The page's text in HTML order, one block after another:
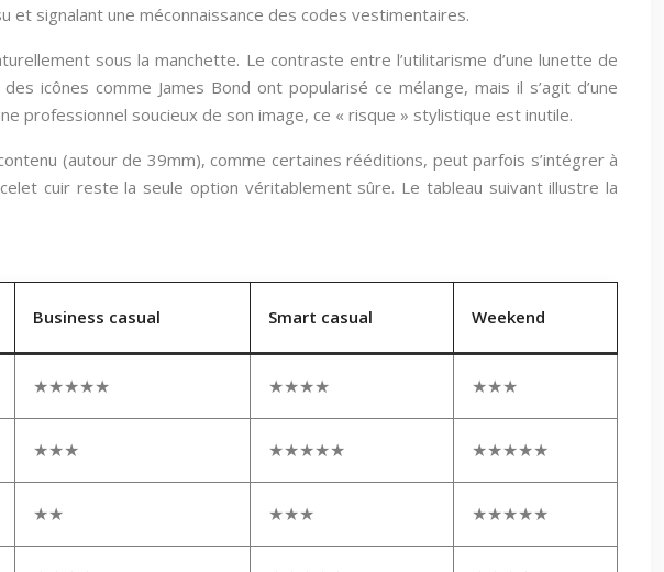
signalant une méconnaissance des codes vestimentaires.
sous la manchette. Le contraste entre l’utilitarisme d’une lunette de
icônes comme James Bond ont popularisé ce mélange, mais il s’agit d’une
professionnel soucieux de son image, ce « risque » stylistique est inutile.
(autour de 39mm), comme certaines rééditions, peut parfois s’intégrer à
cuir reste la seule option véritablement sûre. Le tableau suivant illustre la
Business casual Smart casual Weekend
★★★★★ ★★★★ ★★★
★★★ ★★★★★ ★★★★★
★★ ★★★ ★★★★★